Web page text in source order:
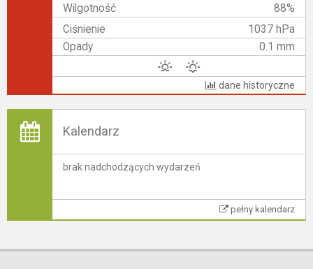
Wilgotność
88%
Ciśnienie
1037 hPa
Opady
0.1 mm
dane historyczne
Kalendarz
brak nadchodzących wydarzeń
pełny kalendarz